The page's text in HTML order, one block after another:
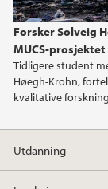
Forsker Solveig
MUCS-prosjektet
Tidligere student
Høegh-Krohn,
kvalitative
Utdanning